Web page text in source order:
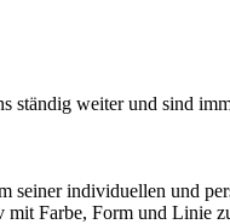
weiter und sind
seiner individuellen und
Farbe, Form und